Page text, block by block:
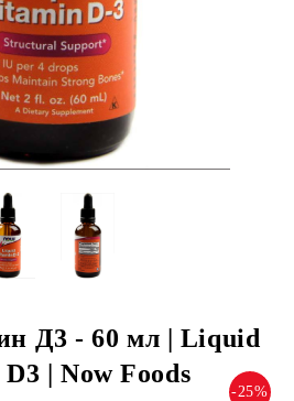
Д3 - 60 мл | Liquid
| Now Foods
-25%